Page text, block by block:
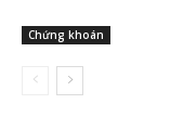
Chứng khoán